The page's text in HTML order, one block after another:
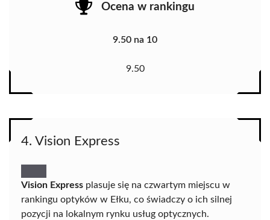
Ocena w rankingu
9.50 na 10
9.50
4. Vision Express
Vision Express plasuje się na czwartym miejscu w
rankingu optyków w Ełku, co świadczy o ich silnej
pozycji na lokalnym rynku usług optycznych.